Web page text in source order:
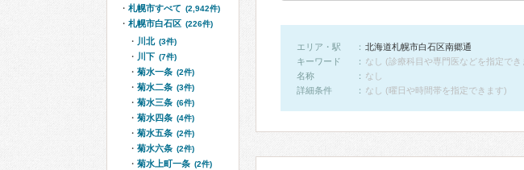
エリア・駅
北海道札幌市白石区南郷通
キーワード
なし (診療科目や専門医などを指定でき
名称
なし
詳細条件
なし (曜日や時間帯を指定できます)
札幌市すべて (2,942件)
札幌市白石区 (226件)
川北 (3件)
川下 (7件)
菊水一条 (2件)
菊水二条 (3件)
菊水三条 (6件)
菊水四条 (4件)
菊水五条 (2件)
菊水六条 (2件)
菊水上町一条 (2件)